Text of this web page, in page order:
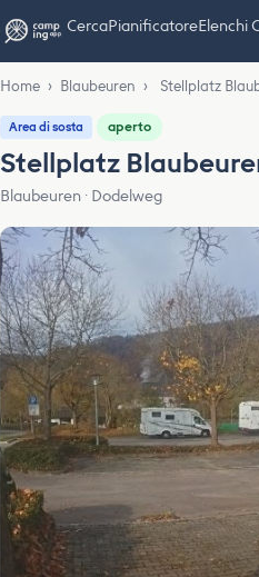
CercaPianificatoreElenchi
Home › Blaubeuren › Stellplatz
Area di sosta aperto
Stellplatz
Blaubeuren · Dodelweg